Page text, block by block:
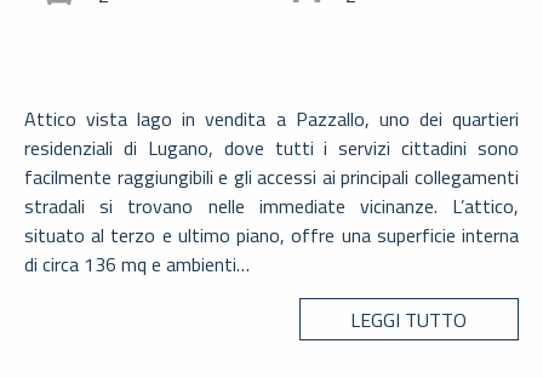
Attico vista lago in vendita a Pazzallo, uno dei quartieri
residenziali di Lugano, dove tutti i servizi cittadini sono
facilmente raggiungibili e gli accessi ai principali collegamenti
stradali si trovano nelle immediate vicinanze. L’attico,
situato al terzo e ultimo piano, offre una superficie interna
di circa 136 mq e ambienti…
LEGGI TUTTO